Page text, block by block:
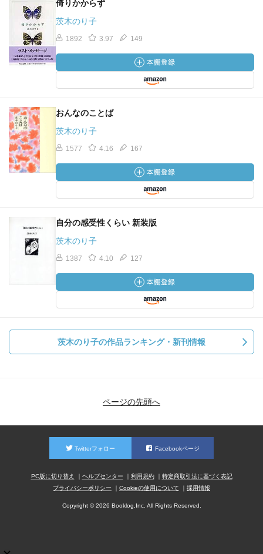
倚りかからず
茨木のり子
1892 3.97 149
おんなのことば
茨木のり子
1577 4.16 167
自分の感受性くらい 新装版
茨木のり子
1387 4.10 127
茨木のり子の作品ランキング・新刊情報
ページの先頭へ
Twitterフォロー Facebookページ
PC版に切り替え ヘルプセンター 利用規約
特定商取引法に基づく表記
プライバシーポリシー
Cookieの使用について 採用情報
Copyright © 2026 Booklog,Inc. All Rights Reserved.